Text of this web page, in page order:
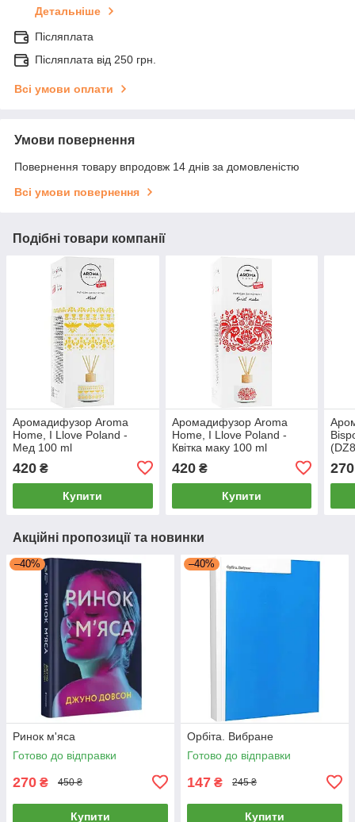
Детальніше
Післяплата
Післяплата від 250 грн.
Всі умови оплати
Умови повернення
Повернення товару впродовж 14 днів за домовленістю
Всі умови повернення
Подібні товари компанії
Аромадифузор Aroma
Home, I Llove Poland -
Мед 100 ml
420 ₴
Купити
Аромадифузор Aroma
Home, I Llove Poland -
Квітка маку 100 ml
420₴
Купити
270
Акційні пропозиції та новинки
–40%
Ринок м'яса
Готово до відправки
270 ₴ 450 ₴
Купити
–40%
Орбіта. Вибране
Готово до відправки
147 ₴ 245 ₴
Купити